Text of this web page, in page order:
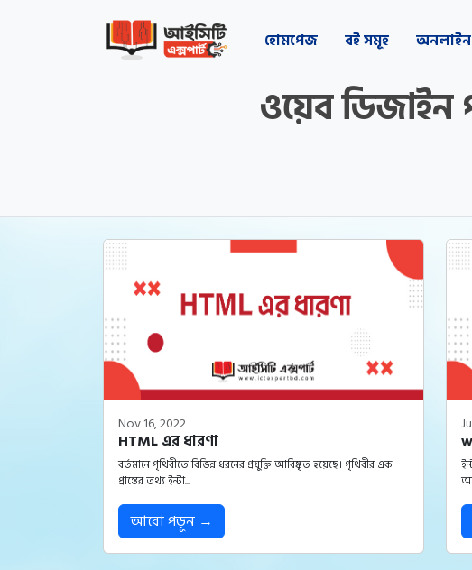
হোমপেজ বই সমূহ অনলাইন
ওয়েব ডিজাইন
Nov 16, 2022
HTML এর ধারণা
বর্তমানে পৃথিবীতে বিভিন্ন ধরনের প্রযুক্তি আবিষ্কৃত হয়েছে। পৃথিবীর এক
প্রান্তের তথ্য ইন্টা...
আরো পড়ুন →